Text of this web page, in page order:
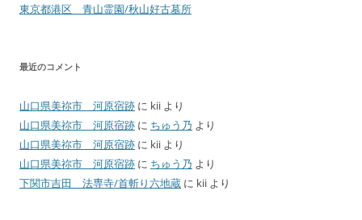
東京都港区 青山霊園/秋山好古墓所
最近のコメント
山口県美祢市 河原宿跡 に kii より
山口県美祢市 河原宿跡 に ちゅう乃 より
山口県美祢市 河原宿跡 に kii より
山口県美祢市 河原宿跡 に ちゅう乃 より
下関市吉田 法専寺/首斬り六地蔵 に kii より